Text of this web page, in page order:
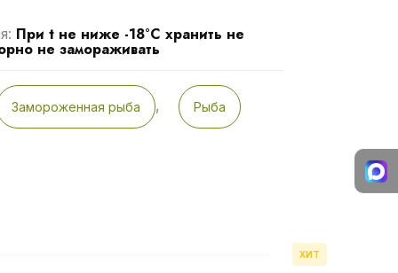
При t не ниже -18°С хранить не
не замораживать
Замороженная рыба , Рыба
ХИТ